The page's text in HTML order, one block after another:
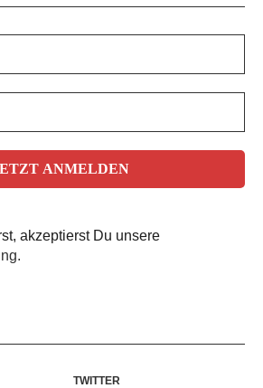
akzeptierst Du unsere
TWITTER